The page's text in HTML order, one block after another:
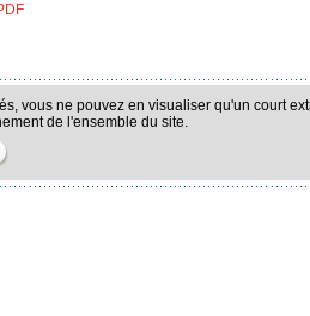
vous ne pouvez en visualiser qu'un court
de l'ensemble du site.